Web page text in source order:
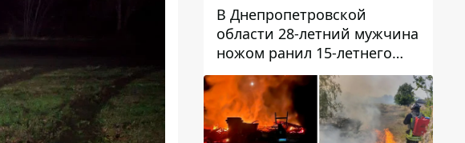
В Днепропетровской
области 28-летний мужчина
ножом ранил 15-летнего
парня